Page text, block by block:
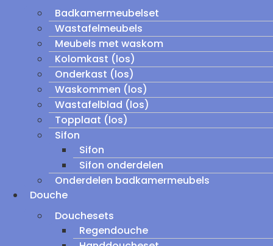
Badkamermeubelset
Wastafelmeubels
Meubels met waskom
Kolomkast (los)
Onderkast (los)
Waskommen (los)
Wastafelblad (los)
Topplaat (los)
Sifon
Sifon
Sifon onderdelen
Onderdelen badkamermeubels
Douche
Douchesets
Regendouche